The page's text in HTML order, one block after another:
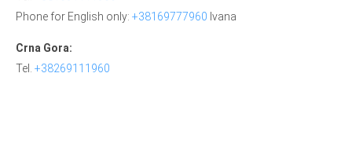
Phone for English only: +38169777960 Ivana
Crna Gora:
Tel. +38269111960